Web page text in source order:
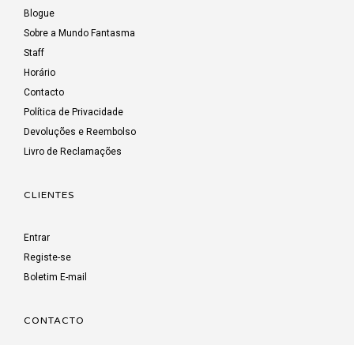
Blogue
Sobre a Mundo Fantasma
Staff
Horário
Contacto
Política de Privacidade
Devoluções e Reembolso
Livro de Reclamações
CLIENTES
Entrar
Registe-se
Boletim E-mail
CONTACTO